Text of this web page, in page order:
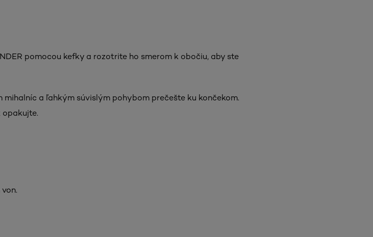
pomocou kefky a rozotrite ho smerom k obočiu, aby ste
mihalníc a ľahkým súvislým pohybom prečešte ku končekom.
opakujte.